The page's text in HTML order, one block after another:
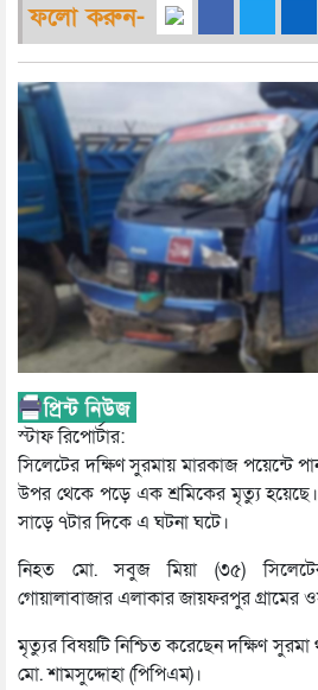
ফলো করুন-
স্টাফ রিপোর্টার:
সিলেটের দক্ষিণ সুরমায় মারকাজ পয়েন্টে
উপর থেকে পড়ে এক শ্রমিকের মৃত্যু
সাড়ে ৭টার দিকে এ ঘটনা ঘটে।
নিহত মো. সবুজ মিয়া (৩৫)
গোয়ালাবাজার এলাকার জায়ফরপুর গ্রামের
মৃত্যুর বিষয়টি নিশ্চিত করেছেন দক্ষিণ সুরমা
মো. শামসুদ্দোহা (পিপিএম)।